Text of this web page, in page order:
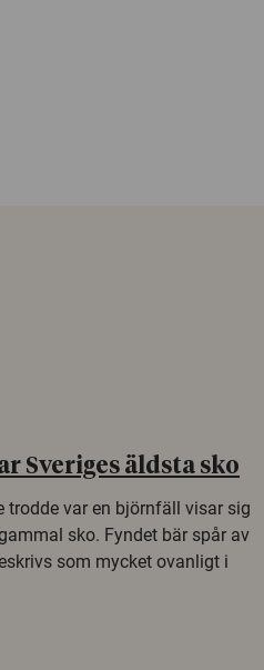
Sveriges äldsta sko
trodde var en björnfäll visar sig
sko. Fyndet bär spår av
som mycket ovanligt i